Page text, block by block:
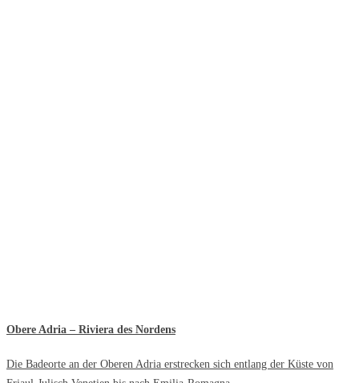
Obere Adria – Riviera des Nordens
Die Badeorte an der Oberen Adria erstrecken sich entlang der Küste von